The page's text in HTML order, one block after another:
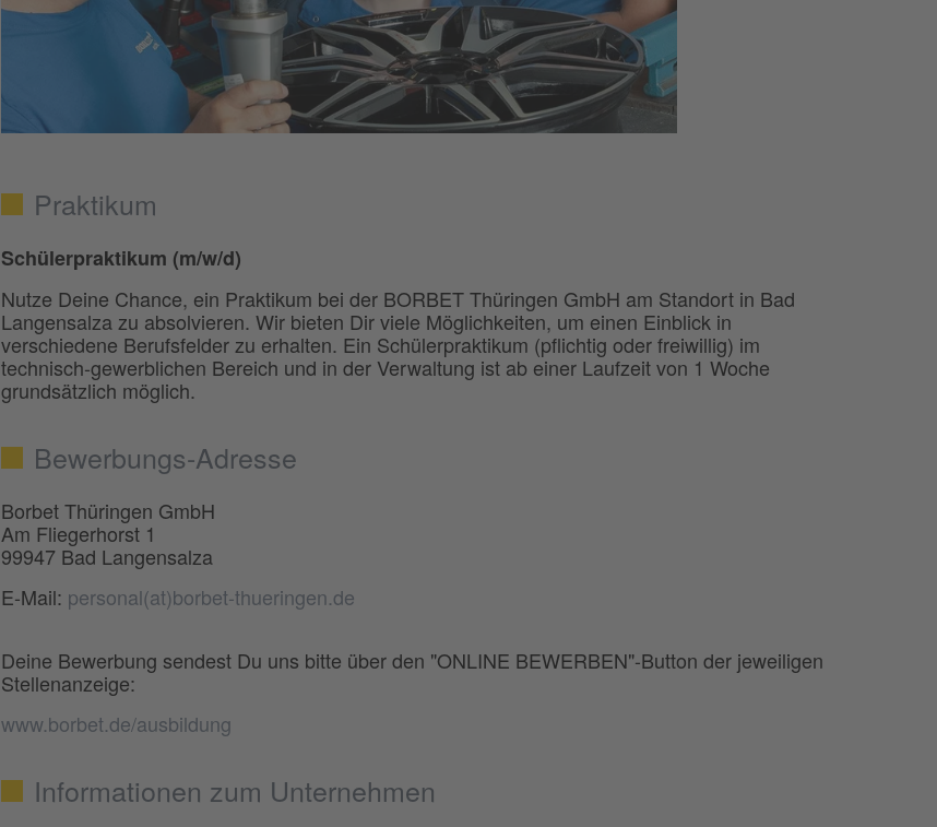
Praktikum
Schülerpraktikum (m/w/d)
Nutze Deine Chance, ein Praktikum bei der BORBET Thüringen GmbH am Standort in Bad
Langensalza zu absolvieren. Wir bieten Dir viele Möglichkeiten, um einen Einblick in
verschiedene Berufsfelder zu erhalten. Ein Schülerpraktikum (pflichtig oder freiwillig) im
technisch-gewerblichen Bereich und in der Verwaltung ist ab einer Laufzeit von 1 Woche
grundsätzlich möglich.
Bewerbungs-Adresse
Borbet Thüringen GmbH
Am Fliegerhorst 1
99947 Bad Langensalza
E-Mail: personal(at)borbet-thueringen.de
Deine Bewerbung sendest Du uns bitte über den "ONLINE BEWERBEN"-Button der jeweiligen
Stellenanzeige:
www.borbet.de/ausbildung
Informationen zum Unternehmen